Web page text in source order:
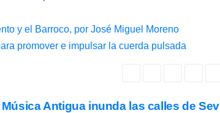
y el Barroco, por José Miguel Moreno
promover e impulsar la cuerda pulsada
Música Antigua inunda las calles de